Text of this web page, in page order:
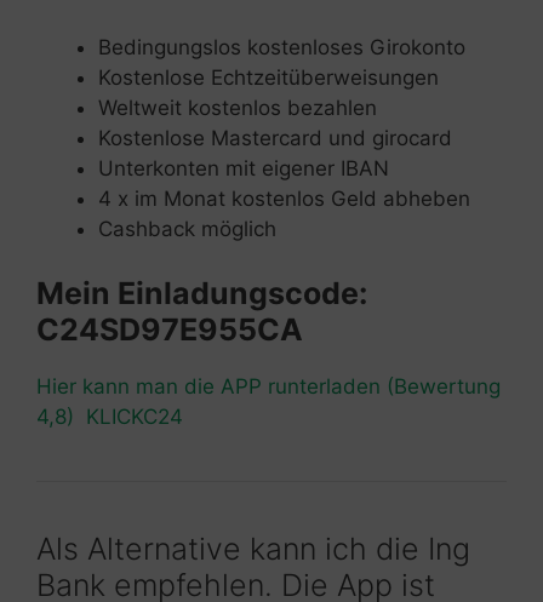
Bedingungslos kostenloses Girokonto
Kostenlose Echtzeitüberweisungen
Weltweit kostenlos bezahlen
Kostenlose Mastercard und girocard
Unterkonten mit eigener IBAN
4 x im Monat kostenlos Geld abheben
Cashback möglich
Mein Einladungscode:
C24SD97E955CA
Hier kann man die APP runterladen (Bewertung
4,8) KLICKC24
Als Alternative kann ich die Ing
Bank empfehlen. Die App ist